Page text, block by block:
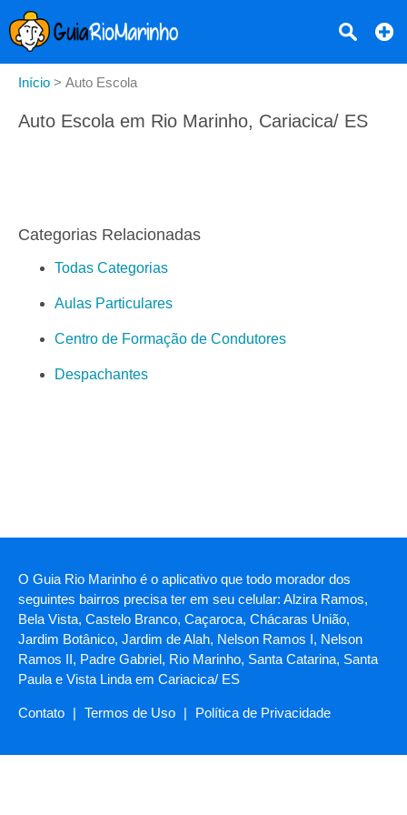
Início > Auto Escola
Auto Escola em Rio Marinho, Cariacica/ ES
Categorias Relacionadas
Todas Categorias
Aulas Particulares
Centro de Formação de Condutores
Despachantes
O Guia Rio Marinho é o aplicativo que todo morador dos
seguintes bairros precisa ter em seu celular: Alzira Ramos,
Bela Vista, Castelo Branco, Caçaroca, Chácaras União,
Jardim Botânico, Jardim de Alah, Nelson Ramos I, Nelson
Ramos II, Padre Gabriel, Rio Marinho, Santa Catarina, Santa
Paula e Vista Linda em Cariacica/ ES
Contato | Termos de Uso | Política de Privacidade